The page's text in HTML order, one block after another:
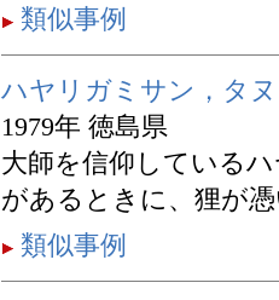
類似事例
ハヤリガミサン，タ
1979年 徳島県
大師を信仰している
があるときに、狸が
類似事例